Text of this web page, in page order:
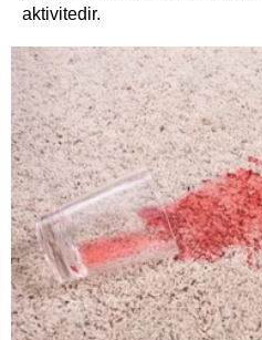
aktivitedir.